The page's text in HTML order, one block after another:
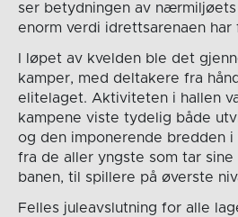
ser betydningen av
enorm verdi idrettsarenaen har
I løpet av kvelden ble det
kamper, med deltakere fra
elitelaget. Aktiviteten i hallen
kampene viste tydelig både
og den imponerende bredden i
fra de aller yngste som tar
banen, til spillere på øverste
Felles juleavslutning for alle